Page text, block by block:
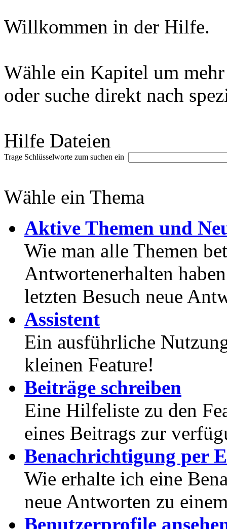
Willkommen in der Hilfe.
Wähle ein Kapitel um
oder suche direkt nach
Hilfe Dateien
Trage Schlüsselworte zum suchen ein
Wähle ein Thema
Aktive Themen und
Wie man alle Themen
Antwortenerhalten
letzten Besuch neue
Assistent
Ein ausführliche
kleinen Feature!
Beiträge schreiben
Eine Hilfeliste zu den
eines Beitrags zur
Benachrichtigung per
Wie erhalte ich eine
neue Antworten zu
Benutzerprofile